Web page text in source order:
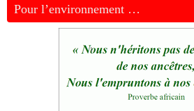
Pour l’environnement …